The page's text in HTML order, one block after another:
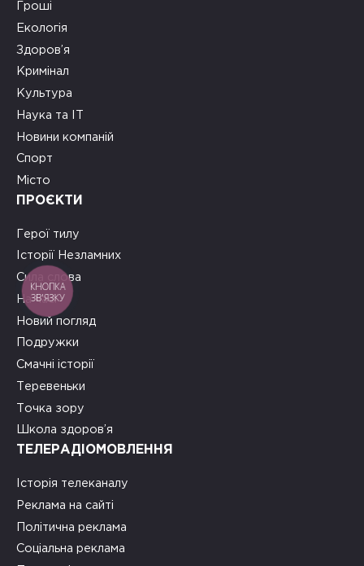
Гроші
Екологія
Здоров’я
Кримінал
Культура
Наука та ІТ
Новини компаній
Спорт
Місто
ПРОЄКТИ
Герої тилу
Історії Незламних
Сила слова
На часі
Новий погляд
Подружки
Смачні історії
Теревеньки
Точка зору
Школа здоров’я
ТЕЛЕРАДІОМОВЛЕННЯ
Історія телеканалу
Реклама на сайті
Політична реклама
Соціальна реклама
КНОПКА
ЗВ'ЯЗКУ